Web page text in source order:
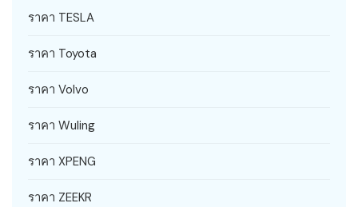
ราคา TESLA
ราคา Toyota
ราคา Volvo
ราคา Wuling
ราคา XPENG
ราคา ZEEKR